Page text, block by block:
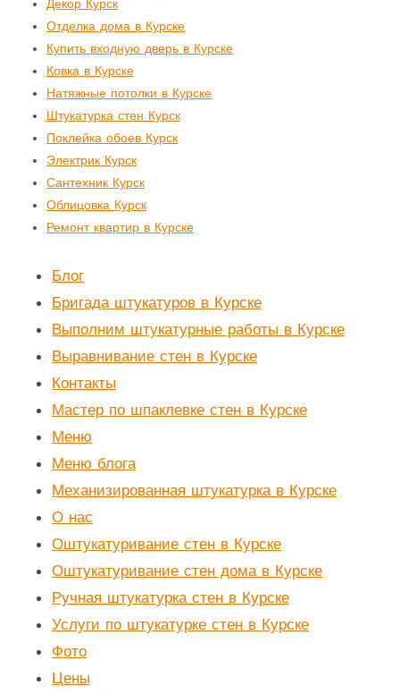
Декор Курск
Отделка дома в Курске
Купить входную дверь в Курске
Ковка в Курске
Натяжные потолки в Курске
Штукатурка стен Курск
Поклейка обоев Курск
Электрик Курск
Сантехник Курск
Облицовка Курск
Ремонт квартир в Курске
Блог
Бригада штукатуров в Курске
Выполним штукатурные работы в Курске
Выравнивание стен в Курске
Контакты
Мастер по шпаклевке стен в Курске
Меню
Меню блога
Механизированная штукатурка в Курске
О нас
Оштукатуривание стен в Курске
Оштукатуривание стен дома в Курске
Ручная штукатурка стен в Курске
Услуги по штукатурке стен в Курске
Фото
Цены